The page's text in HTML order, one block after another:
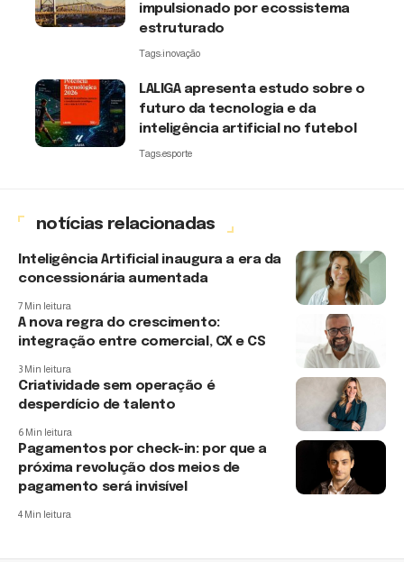
impulsionado por ecossistema
estruturado
Tags:inovação
LALIGA apresenta estudo sobre o
futuro da tecnologia e da
inteligência artificial no futebol
Tags:esporte
notícias relacionadas
Inteligência Artificial inaugura a era da
concessionária aumentada
7 Min leitura
A nova regra do crescimento:
integração entre comercial, CX e CS
3 Min leitura
Criatividade sem operação é
desperdício de talento
6 Min leitura
Pagamentos por check-in: por que a
próxima revolução dos meios de
pagamento será invisível
4 Min leitura